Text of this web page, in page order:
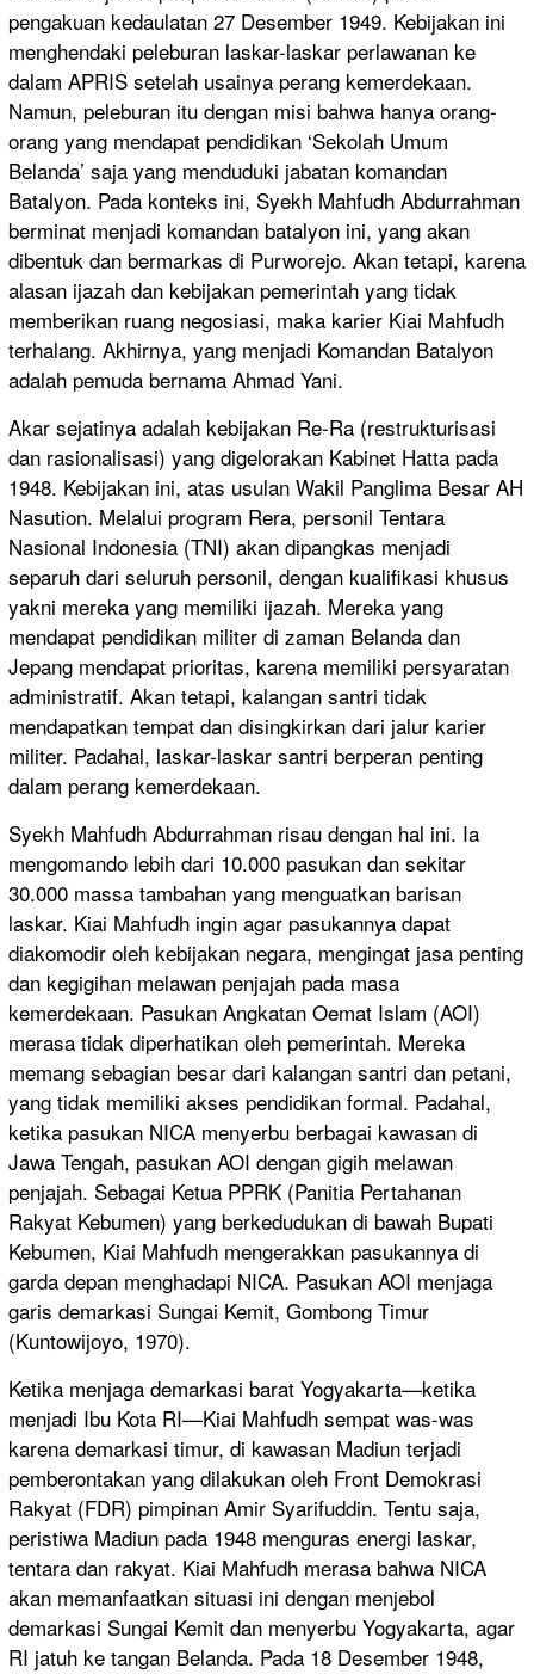
pengakuan kedaulatan 27 Desember 1949. Kebijakan ini
menghendaki peleburan laskar-laskar perlawanan ke
dalam APRIS setelah usainya perang kemerdekaan.
Namun, peleburan itu dengan misi bahwa hanya orang-
orang yang mendapat pendidikan ‘Sekolah Umum
Belanda’ saja yang menduduki jabatan komandan
Batalyon. Pada konteks ini, Syekh Mahfudh Abdurrahman
berminat menjadi komandan batalyon ini, yang akan
dibentuk dan bermarkas di Purworejo. Akan tetapi, karena
alasan ijazah dan kebijakan pemerintah yang tidak
memberikan ruang negosiasi, maka karier Kiai Mahfudh
terhalang. Akhirnya, yang menjadi Komandan Batalyon
adalah pemuda bernama Ahmad Yani.
Akar sejatinya adalah kebijakan Re-Ra (restrukturisasi
dan rasionalisasi) yang digelorakan Kabinet Hatta pada
1948. Kebijakan ini, atas usulan Wakil Panglima Besar AH
Nasution. Melalui program Rera, personil Tentara
Nasional Indonesia (TNI) akan dipangkas menjadi
separuh dari seluruh personil, dengan kualifikasi khusus
yakni mereka yang memiliki ijazah. Mereka yang
mendapat pendidikan militer di zaman Belanda dan
Jepang mendapat prioritas, karena memiliki persyaratan
administratif. Akan tetapi, kalangan santri tidak
mendapatkan tempat dan disingkirkan dari jalur karier
militer. Padahal, laskar-laskar santri berperan penting
dalam perang kemerdekaan.
Syekh Mahfudh Abdurrahman risau dengan hal ini. Ia
mengomando lebih dari 10.000 pasukan dan sekitar
30.000 massa tambahan yang menguatkan barisan
laskar. Kiai Mahfudh ingin agar pasukannya dapat
diakomodir oleh kebijakan negara, mengingat jasa penting
dan kegigihan melawan penjajah pada masa
kemerdekaan. Pasukan Angkatan Oemat Islam (AOI)
merasa tidak diperhatikan oleh pemerintah. Mereka
memang sebagian besar dari kalangan santri dan petani,
yang tidak memiliki akses pendidikan formal. Padahal,
ketika pasukan NICA menyerbu berbagai kawasan di
Jawa Tengah, pasukan AOI dengan gigih melawan
penjajah. Sebagai Ketua PPRK (Panitia Pertahanan
Rakyat Kebumen) yang berkedudukan di bawah Bupati
Kebumen, Kiai Mahfudh mengerakkan pasukannya di
garda depan menghadapi NICA. Pasukan AOI menjaga
garis demarkasi Sungai Kemit, Gombong Timur
(Kuntowijoyo, 1970).
Ketika menjaga demarkasi barat Yogyakarta—ketika
menjadi Ibu Kota RI—Kiai Mahfudh sempat was-was
karena demarkasi timur, di kawasan Madiun terjadi
pemberontakan yang dilakukan oleh Front Demokrasi
Rakyat (FDR) pimpinan Amir Syarifuddin. Tentu saja,
peristiwa Madiun pada 1948 menguras energi laskar,
tentara dan rakyat. Kiai Mahfudh merasa bahwa NICA
akan memanfaatkan situasi ini dengan menjebol
demarkasi Sungai Kemit dan menyerbu Yogyakarta, agar
RI jatuh ke tangan Belanda. Pada 18 Desember 1948,